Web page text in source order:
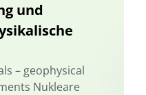
und
– geophysical
Nukleare